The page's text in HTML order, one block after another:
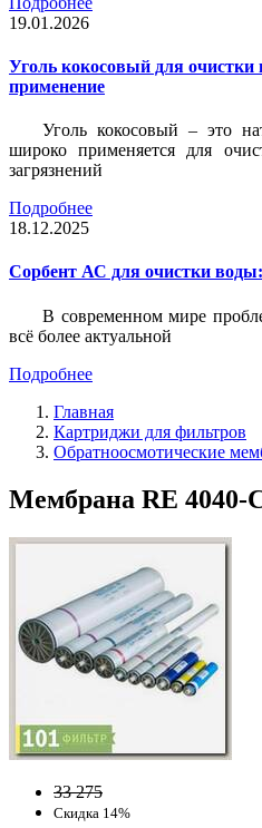
19.01.2026
Уголь кокосовый для очистки
применение
Уголь кокосовый – это
широко применяется для
загрязнений
Подробнее
18.12.2025
Сорбент АС для очистки
В современном мире
всё более актуальной
Подробнее
Главная
Картриджи для фильтров
Обратноосмотические
Мембрана RE 4040-
33 275
Скидка 14%